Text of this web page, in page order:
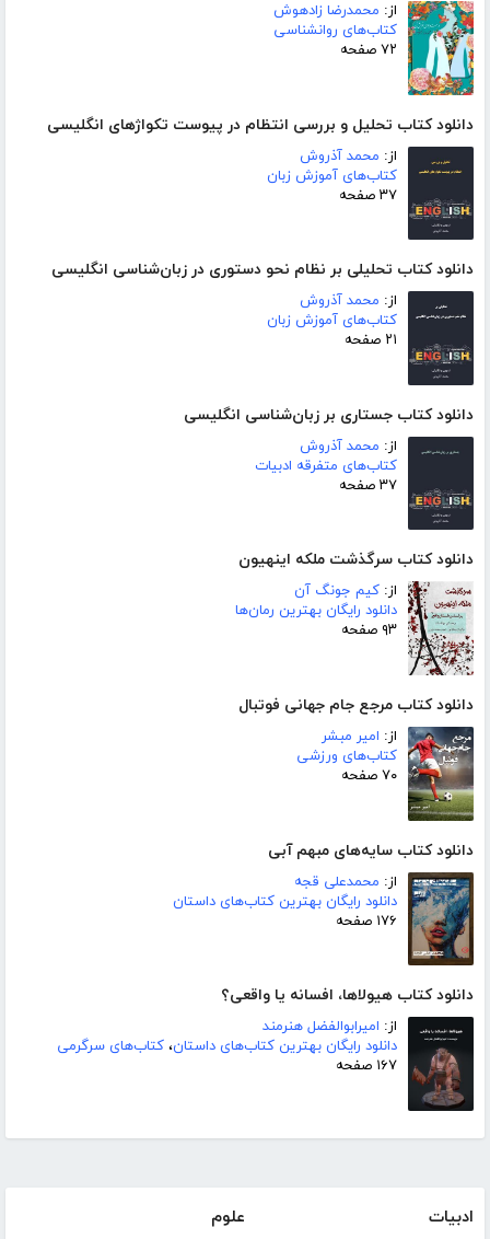
از: محمدرضا زادهوش
کتاب‌های روانشناسی
۷۲ صفحه
دانلود کتاب تحلیل و بررسی انتظام در پیوست تکواژهای انگلیسی
از: محمد آذروش
کتاب‌های آموزش زبان
۳۷ صفحه
دانلود کتاب تحلیلی بر نظام نحو دستوری در زبان‌شناسی انگلیسی
از: محمد آذروش
کتاب‌های آموزش زبان
۲۱ صفحه
دانلود کتاب جستاری بر زبان‌شناسی انگلیسی
از: محمد آذروش
کتاب‌های متفرقه ادبیات
۳۷ صفحه
دانلود کتاب سرگذشت ملکه اینهیون
از: کیم جونگ آن
دانلود رایگان بهترین رمان‌ها
۹۳ صفحه
دانلود کتاب مرجع جام جهانی فوتبال
از: امیر مبشر
کتاب‌های ورزشی
۷۰ صفحه
دانلود کتاب سایه‌های مبهم آبی
از: محمدعلی قجه
دانلود رایگان بهترین کتاب‌های داستان
۱۷۶ صفحه
دانلود کتاب هیولاها، افسانه یا واقعی؟
از: امیرابوالفضل هنرمند
دانلود رایگان بهترین کتاب‌های داستان، کتاب‌های سرگرمی
۱۶۷ صفحه
ادبیات علوم